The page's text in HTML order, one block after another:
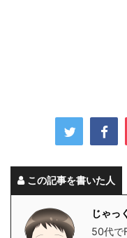
この記事を書いた人
じゃっく
50代で